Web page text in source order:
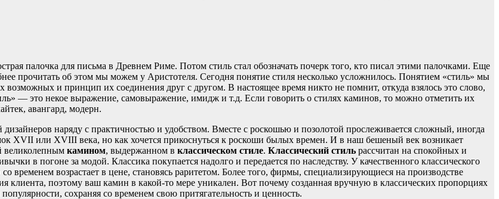
палочка для письма в Древнем Риме. Потом стиль стал обозначать почерк того, кто писал этими палочками. Еще
прочитать об этом мы можем у Аристотеля. Сегодня понятие стиля несколько усложнилось. Понятием «стиль» мы
возможных и принцип их соединения друг с другом. В настоящее время никто не помнит, откуда взялось это слово,
— это некое выражение, самовыражение, имидж и т.д. Если говорить о стилях каминов, то можно отметить их
авангард, модерн.
наряду с практичностью и удобством. Вместе с роскошью и позолотой прослеживается сложный, иногда
XVII или XVIII века, но как хочется прикоснуться к роскоши былых времен. И в наш бешеный век возникает
великолепным камином, выдержанном в классическом стиле. Классический стиль рассчитан на спокойных и
в погоне за модой. Классика покупается надолго и передается по наследству. У качественного классического
временем возрастает в цене, становясь раритетом. Более того, фирмы, специализирующиеся на производстве
клиента, поэтому ваш камин в какой-то мере уникален. Вот почему созданная вручную в классических пропорциях
сохраняя со временем свою притягательность и ценность.